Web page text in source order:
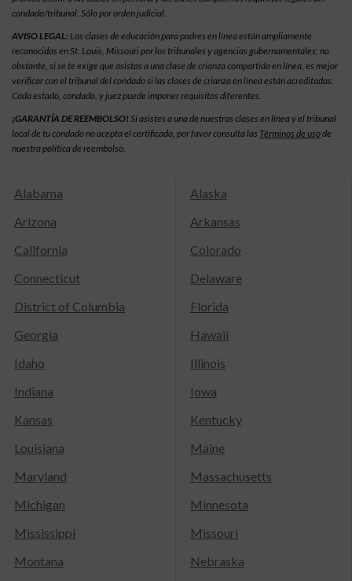
condado/tribunal. Sólo por orden judicial.
AVISO LEGAL:Las clases de educación para padres en línea están ampliamente
reconocidas en St. Louis, Missouri por los tribunales y agencias gubernamentales; no
obstante, si se te exige que asistas a una clase de crianza compartida en línea, es mejor
verificar con el tribunal del condado si las clases de crianza en línea están acreditadas.
Cada estado, condado, y juez puede imponer requisitos diferentes.
¡GARANTÍA DE REEMBOLSO! Si asistes a una de nuestras clases en línea y el tribunal
local de tu condado no acepta el certificado, por favor consulta las Términos de usode
nuestra política de reembolso.
Alabama
Alaska
Arizona
Arkansas
California
Colorado
Connecticut
Delaware
District of Columbia
Florida
Georgia
Hawaii
Idaho
Illinois
Indiana
Iowa
Kansas
Kentucky
Louisiana
Maine
Maryland
Massachusetts
Michigan
Minnesota
Mississippi
Missouri
Montana
Nebraska